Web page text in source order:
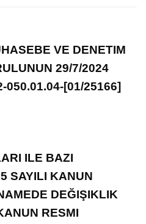
VE DENETIM
29/7/2024
050.01.04-[01/25166]
ILE BAZI
SAYILI KANUN
DEĞIŞIKLIK
RESMI